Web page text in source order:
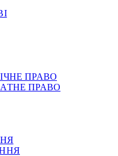
ПРАВО
ПРАВО